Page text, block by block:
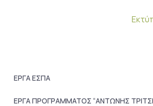
ΕΡΓΑ ΕΣΠΑ
ΕΡΓΑ ΠΡΟΓΡΑΜΜΑΤΟΣ “ΑΝΤΩΝΗΣ